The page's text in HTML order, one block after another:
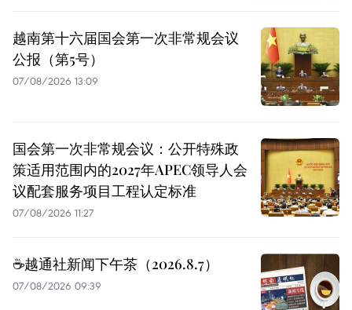
越南第十六届国会第一次非常规会议
公报（第5号）
07/08/2026 13:09
国会第一次非常规会议：公开特殊政
策适用范围内的2027年APEC领导人会
议配套服务项目工程认定标准
07/08/2026 11:27
☕️越通社新闻下午茶（2026.8.7）
07/08/2026 09:39